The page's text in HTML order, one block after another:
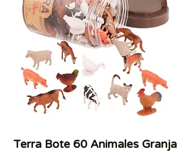
Terra Bote 60 Animales Granja